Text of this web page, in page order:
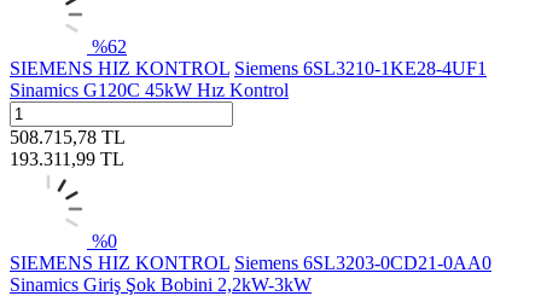
%62
SIEMENS HIZ KONTROL Siemens 6SL3210-1KE28-4UF1
Sinamics G120C 45kW Hız Kontrol
508.715,78 TL
193.311,99 TL
%0
SIEMENS HIZ KONTROL Siemens 6SL3203-0CD21-0AA0
Sinamics Giriş Şok Bobini 2,2kW-3kW